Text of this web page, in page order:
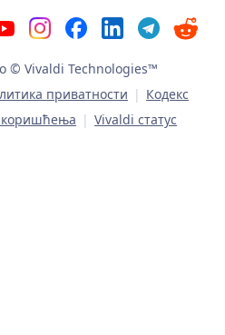
© Vivaldi Technologies™
приватности | Кодекс
коришћења | Vivaldi статус